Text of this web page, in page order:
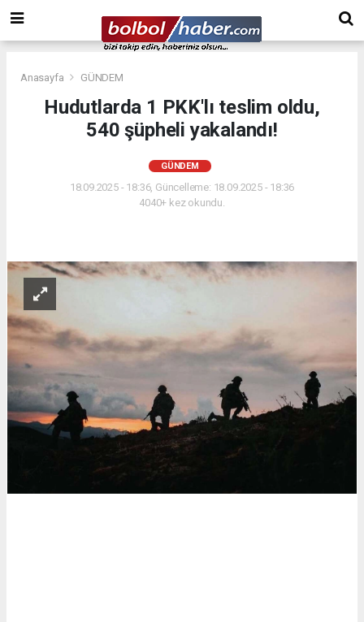
Anasayfa GÜNDEM
Hudutlarda 1 PKK'lı teslim oldu,
540 şüpheli yakalandı!
GÜNDEM
18.09.2025 - 18:36, Güncelleme: 18.09.2025 - 18:36
4040+ kez okundu.